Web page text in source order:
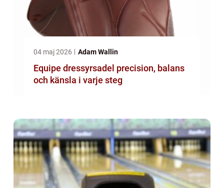
04 maj 2026 Adam Wallin
Equipe dressyrsadel precision, balans
och känsla i varje steg